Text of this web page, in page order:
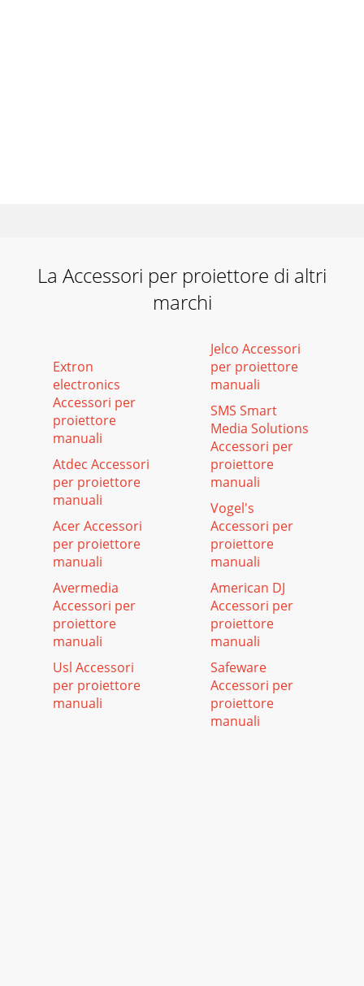
La Accessori per proiettore di altri
marchi
Extron
electronics
Accessori per
proiettore
manuali
Atdec Accessori
per proiettore
manuali
Acer Accessori
per proiettore
manuali
Avermedia
Accessori per
proiettore
manuali
Usl Accessori
per proiettore
manuali
Jelco Accessori
per proiettore
manuali
SMS Smart
Media Solutions
Accessori per
proiettore
manuali
Vogel's
Accessori per
proiettore
manuali
American DJ
Accessori per
proiettore
manuali
Safeware
Accessori per
proiettore
manuali